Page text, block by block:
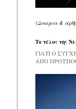
(Δοκίμια &
Το τέλος της
ΓΙΑΤΙ Ο
ΑΠΟ